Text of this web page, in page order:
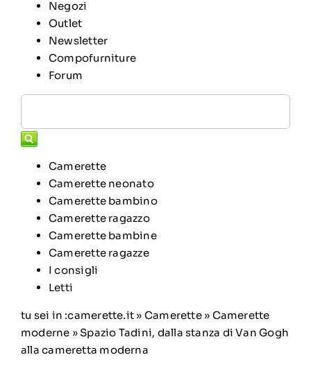
Negozi
Outlet
Newsletter
Compofurniture
Forum
Camerette
Camerette neonato
Camerette bambino
Camerette ragazzo
Camerette bambine
Camerette ragazze
I consigli
Letti
tu sei in :camerette.it » Camerette» Camerette
moderne » Spazio Tadini, dalla stanza di Van Gogh
alla cameretta moderna